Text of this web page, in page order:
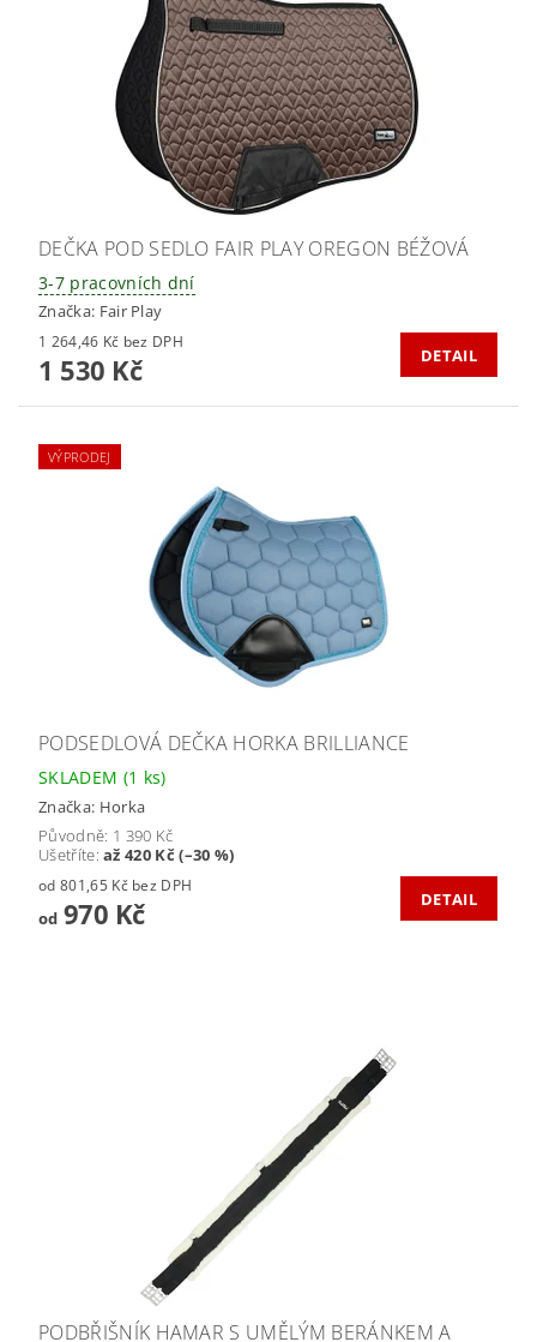
DEČKA POD SEDLO FAIR PLAY OREGON BÉŽOVÁ
3-7 pracovních dní
Značka: Fair Play
1 264,46 Kč bez DPH
1 530 Kč DETAIL
VÝPRODEJ
PODSEDLOVÁ DEČKA HORKA BRILLIANCE
SKLADEM (1 ks)
Značka: Horka
Původně: 1 390 Kč
Ušetříte:až 420 Kč (–30 %)
od 801,65 Kč bez DPH
od970 Kč DETAIL
PODBŘIŠNÍK HAMAR S UMĚLÝM BERÁNKEM A